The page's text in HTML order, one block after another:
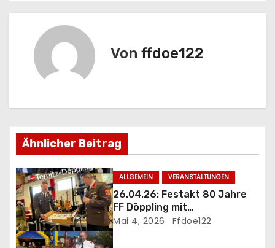
i
g
s
n
a
v
Von ffdoe122
Ähnlicher Beitrag
ALLGEMEIN VERANSTALTUNGEN
26.04.26: Festakt 80 Jahre
FF Döppling mit
Jubiläumsfrühschoppen
Mai 4, 2026 Ffdoe122